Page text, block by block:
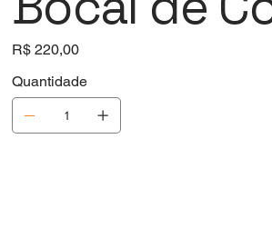
Preço
R$ 220,00
Quantidade